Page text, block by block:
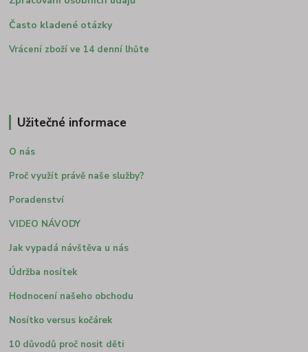
Často kladené otázky
Vrácení zboží ve 14 denní lhůte
Užitečné informace
O nás
Proč využít právě naše služby?
Poradenství
VIDEO NÁVODY
Jak vypadá návštěva u nás
Údržba nosítek
Hodnocení našeho obchodu
Nosítko versus kočárek
10 důvodů proč nosit děti